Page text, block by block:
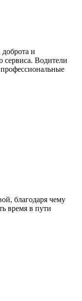
и
сервиса. Водители
благодаря чему
время в пути